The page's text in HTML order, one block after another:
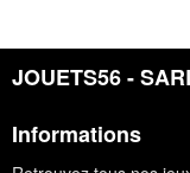
JOUETS56 -
Informations